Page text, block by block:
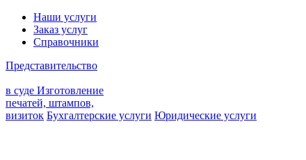
Наши услуги
Заказ услуг
Справочники
Представительство
в суде Изготовление
печатей, штампов,
визиток Бухгалтерские услуги Юридические услуги